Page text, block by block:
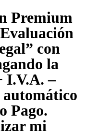
Premium
con
la
I.V.A. –
automático
Pago.
mi